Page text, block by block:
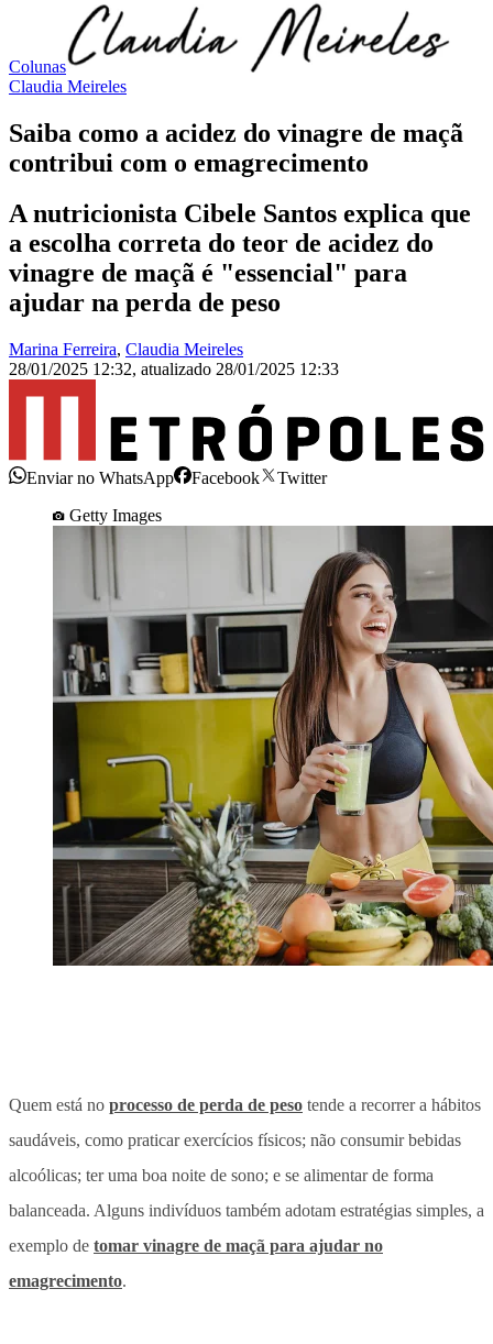
Colunas
Claudia Meireles
Saiba como a acidez do vinagre de maçã
contribui com o emagrecimento
A nutricionista Cibele Santos explica que
a escolha correta do teor de acidez do
vinagre de maçã é "essencial" para
ajudar na perda de peso
Marina Ferreira, Claudia Meireles
28/01/2025 12:32, atualizado 28/01/2025 12:33
Enviar no WhatsApp Facebook
Twitter
Getty Images
Quem está no processo de perda de peso tende a recorrer a hábitos
saudáveis, como praticar exercícios físicos; não consumir bebidas
alcoólicas; ter uma boa noite de sono; e se alimentar de forma
balanceada. Alguns indivíduos também adotam estratégias simples, a
exemplo de tomar vinagre de maçã para ajudar no
emagrecimento.